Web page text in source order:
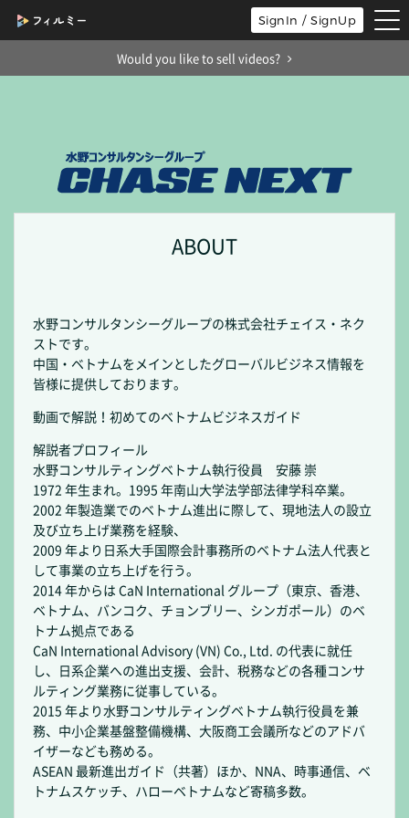
SignIn / SignUp
Would you like to sell videos?
ABOUT
水野コンサルタンシーグループの株式会社チェイス・ネク
ストです。
中国・ベトナムをメインとしたグローバルビジネス情報を
皆様に提供しております。
動画で解説！初めてのベトナムビジネスガイド
解説者プロフィール
水野コンサルティングベトナム執行役員 安藤 崇
1972 年生まれ。1995 年南山大学法学部法律学科卒業。
2002 年製造業でのベトナム進出に際して、現地法人の設立
及び立ち上げ業務を経験、
2009 年より日系大手国際会計事務所のベトナム法人代表と
して事業の立ち上げを行う。
2014 年からは CaN International グループ（東京、香港、
ベトナム、バンコク、チョンブリー、シンガポール）のベ
トナム拠点である
CaN International Advisory (VN) Co., Ltd. の代表に就任
し、日系企業への進出支援、会計、税務などの各種コンサ
ルティング業務に従事している。
2015 年より水野コンサルティングベトナム執行役員を兼
務、中小企業基盤整備機構、大阪商工会議所などのアドバ
イザーなども務める。
ASEAN 最新進出ガイド（共著）ほか、NNA、時事通信、ベ
トナムスケッチ、ハローベトナムなど寄稿多数。